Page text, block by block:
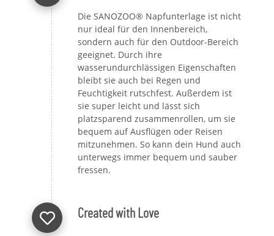
Die SANOZOO® Napfunterlage ist nicht
nur ideal für den Innenbereich,
sondern auch für den Outdoor-Bereich
geeignet. Durch ihre
wasserundurchlässigen Eigenschaften
bleibt sie auch bei Regen und
Feuchtigkeit rutschfest. Außerdem ist
sie super leicht und lässt sich
platzsparend zusammenrollen, um sie
bequem auf Ausflügen oder Reisen
mitzunehmen. So kann dein Hund auch
unterwegs immer bequem und sauber
fressen.
Created with Love